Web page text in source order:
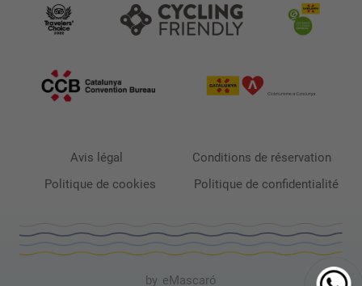
Avis légal
Conditions de réservation
Politique de cookies
Politique de confidentialité
by eMascaró